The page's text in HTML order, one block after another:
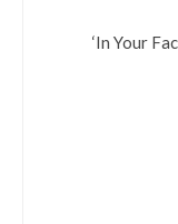
‘In Your